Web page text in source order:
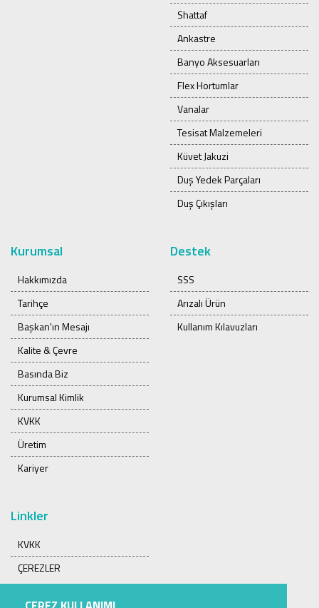
Shattaf
Ankastre
Banyo Aksesuarları
Flex Hortumlar
Vanalar
Tesisat Malzemeleri
Küvet Jakuzi
Duş Yedek Parçaları
Duş Çıkışları
Kurumsal
Hakkımızda
Tarihçe
Başkan'ın Mesajı
Kalite & Çevre
Basında Biz
Kurumsal Kimlik
KVKK
Üretim
Kariyer
Destek
SSS
Arızalı Ürün
Kullanım Kılavuzları
Linkler
KVKK
ÇEREZLER